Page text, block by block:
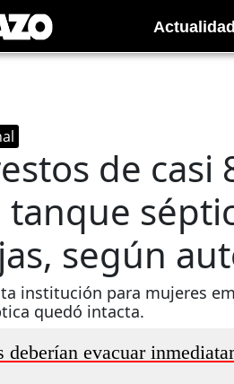
Actualidad
de
tanque
según
institución para mujeres
quedó intacta.
deberían evacuar